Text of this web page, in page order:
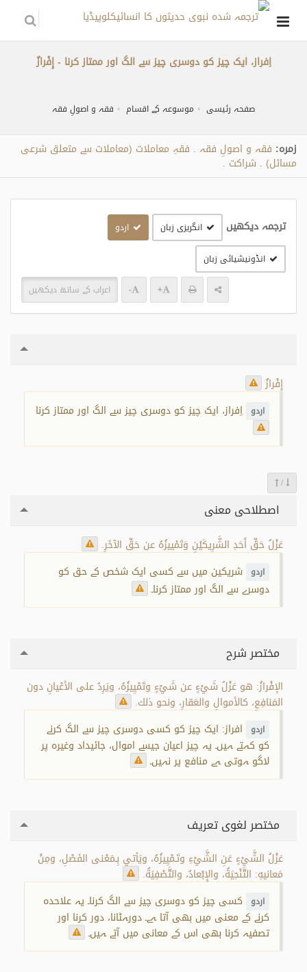
اِفراز، ایک چیز کو دوسری چیز سے الگ اور ممتاز کرنا - إِفْرازٌ
صفحہ رئیسی موسوعہ کے اقسام فقہ و اصولِ فقہ
زمره: فقہ و اصولِ فقہ فقہِ معاملات (معاملات سے متعلق شرعی
مسائل) شراکت
ترجمہ دیکھیں انگریزی زبان اردو
انڈونیشیائی زبان
+
- اعراب کے ساتھ دیکھیں
إِفْرازٌ
اردو اِفراز، ایک چیز کو دوسری چیز سے الگ اور ممتاز کرنا
/
اصطلاحی معنی
عَزْلُ حَقِّ أَحَدِ الشَّرِيكَيْنِ وَتَمْييزُهُ عن حَقِّ الآخَرِ.
اردو
شریکین میں سے کسی ایک شخص کے حق کو
دوسرے سے الگ اور ممتاز کرنا۔
مختصر شرح
الإفْرازُ: هو عَزْلُ شَيْءٍ عن شَيْءٍ وتَمْيِيزُهُ، ويَرِدُ على الأعْيانِ دون
المَنافِعِ، كالأموالِ والعَقارِ، ونحو ذلك.
اردو
افراز: ایک چیز کو کسی دوسری چیز سے الگ کرنے
کو کہتے ہیں۔ یہ چیز اعیان جیسے اموال، جائیداد وغیرہ پر
لاگو ہوتی ہے منافع پر نہیں۔
مختصر لغوی تعریف
عَزْلُ الشَّيْءٍ عَنِ الشَّيْءِ وتَـمْيِيزُهُ، ويَأتي بِـمَعْنى الفَصْلِ، ومِنْ
مَعانيهِ: التَّنْحِيَةُ، والإِبْعادُ، والتَّصْفِيَةُ.
اردو
کسی چیز کو دوسری چیز سے الگ کرنا۔ یہ علاحدہ
کرنے کے معنی میں بھی آتا ہے۔ دورہٹانا، دور کرنا اور
تصفیہ کرنا بھی اس کے معانی میں آتے ہیں۔